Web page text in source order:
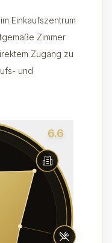
Einkaufszentrum
Zimmer
Zugang zu
und
6.6